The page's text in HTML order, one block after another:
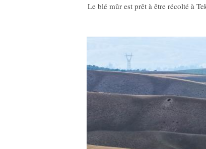
Le blé mûr est prêt à être récolté à